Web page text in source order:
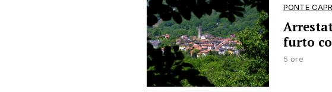
PONTE
furto
5 ore